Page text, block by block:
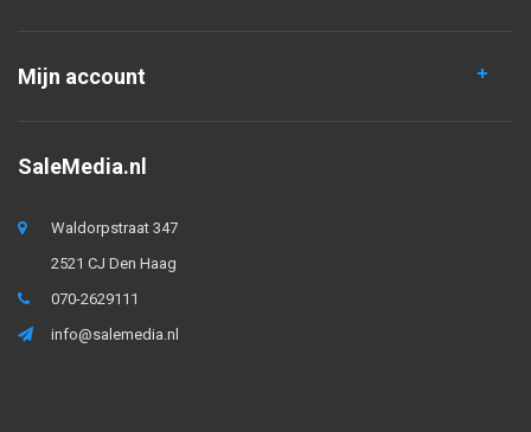
Mijn account
SaleMedia.nl
Waldorpstraat 347
2521 CJ Den Haag
070-2629111
info@salemedia.nl